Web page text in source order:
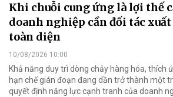
Khi chuỗi cung ứng là lợi thế
doanh nghiệp cần đối tác
toàn diện
10/08/2026 10:00
Khả năng duy trì dòng chảy hàng hóa, thích
hạn chế gián đoạn đang dần trở thành một
quyết định năng lực cạnh tranh của doanh